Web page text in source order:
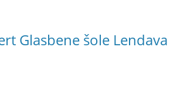
Glasbene šole Lendava